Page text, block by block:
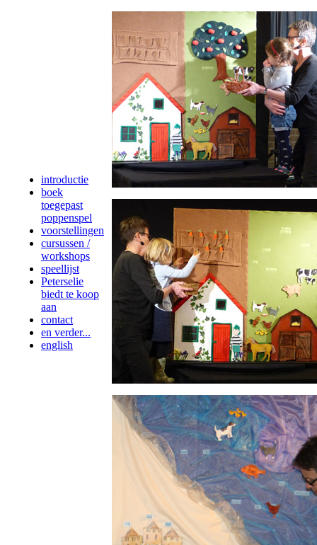
introductie
boek
toegepast
poppenspel
voorstellingen
cursussen /
workshops
speellijst
Peterselie
biedt te koop
aan
contact
en verder...
english